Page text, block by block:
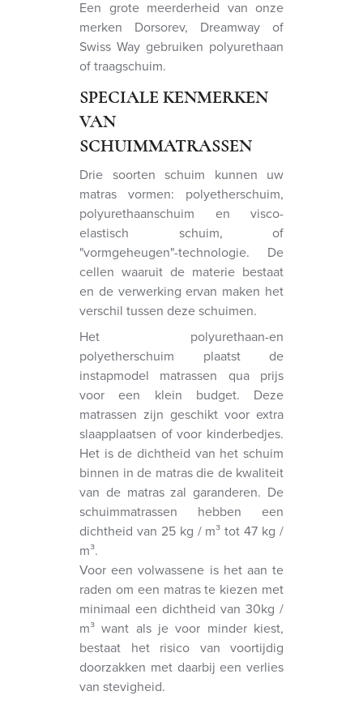
Een grote meerderheid van onze
merken Dorsorev, Dreamway of
Swiss Way gebruiken polyurethaan
of traagschuim.
SPECIALE KENMERKEN
VAN
SCHUIMMATRASSEN
Drie soorten schuim kunnen uw
matras vormen: polyetherschuim,
polyurethaanschuim en visco-
elastisch schuim, of
"vormgeheugen"-technologie. De
cellen waaruit de materie bestaat
en de verwerking ervan maken het
verschil tussen deze schuimen.
Het polyurethaan-en
polyetherschuim plaatst de
instapmodel matrassen qua prijs
voor een klein budget. Deze
matrassen zijn geschikt voor extra
slaapplaatsen of voor kinderbedjes.
Het is de dichtheid van het schuim
binnen in de matras die de kwaliteit
van de matras zal garanderen. De
schuimmatrassen hebben een
dichtheid van 25 kg / m³ tot 47 kg /
m³.
Voor een volwassene is het aan te
raden om een matras te kiezen met
minimaal een dichtheid van 30kg /
m³ want als je voor minder kiest,
bestaat het risico van voortijdig
doorzakken met daarbij een verlies
van stevigheid.